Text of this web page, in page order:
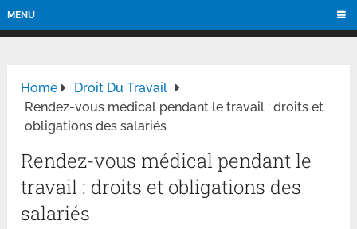
MENU
Home
Droit Du Travail
Rendez-vous médical pendant le travail : droits et
obligations des salariés
Rendez-vous médical pendant le
travail : droits et obligations des
salariés